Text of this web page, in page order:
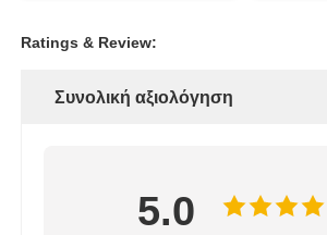
Ratings & Review:
Συνολική αξιολόγηση
5.0